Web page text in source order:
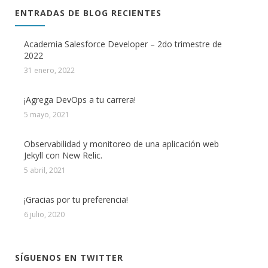
ENTRADAS DE BLOG RECIENTES
Academia Salesforce Developer – 2do trimestre de
2022
31 enero, 2022
¡Agrega DevOps a tu carrera!
5 mayo, 2021
Observabilidad y monitoreo de una aplicación web
Jekyll con New Relic.
5 abril, 2021
¡Gracias por tu preferencia!
6 julio, 2020
SÍGUENOS EN TWITTER